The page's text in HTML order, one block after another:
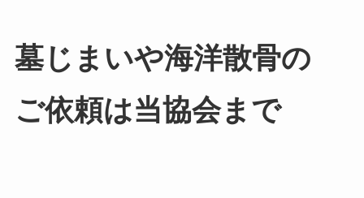
墓じまいや​海洋散骨の​
ご依頼は​当協会まで